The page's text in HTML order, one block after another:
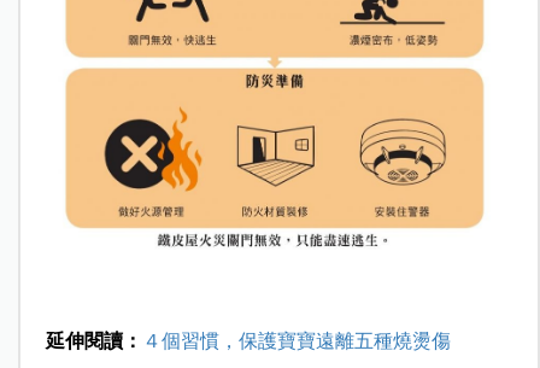
延伸閱讀： ４個習慣，保護寶寶遠離五種燒燙傷